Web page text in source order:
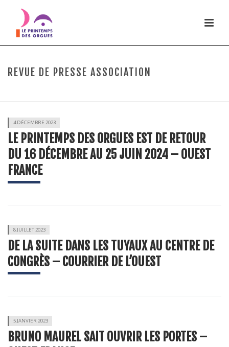
REVUE DE PRESSE ASSOCIATION
4 DÉCEMBRE 2023
LE PRINTEMPS DES ORGUES EST DE RETOUR
DU 16 DÉCEMBRE AU 25 JUIN 2024 – OUEST
FRANCE
8 JUILLET 2023
DE LA SUITE DANS LES TUYAUX AU CENTRE DE
CONGRÈS – COURRIER DE L’OUEST
5 JANVIER 2023
BRUNO MAUREL SAIT OUVRIR LES PORTES –